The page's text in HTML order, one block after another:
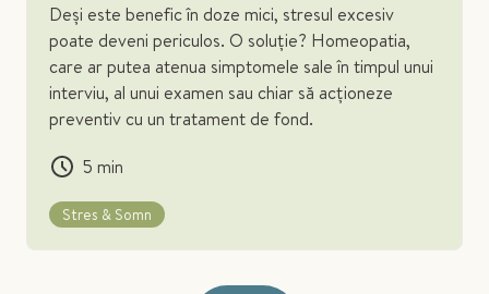
Deși este benefic în doze mici, stresul excesiv
poate deveni periculos. O soluție? Homeopatia,
care ar putea atenua simptomele sale în timpul unui
interviu, al unui examen sau chiar să acționeze
preventiv cu un tratament de fond.
Stres & Somn
5 min